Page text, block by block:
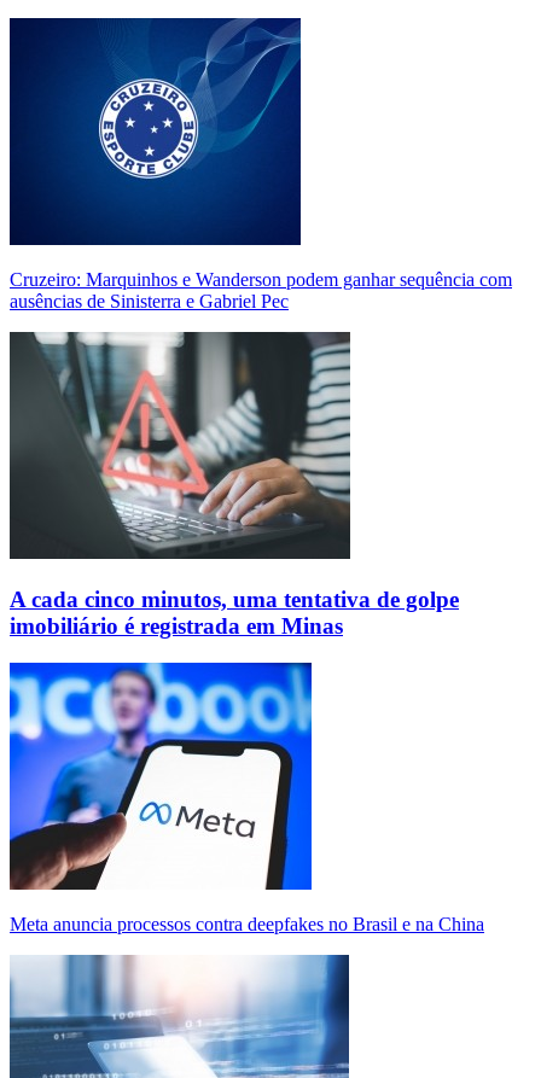
Cruzeiro: Marquinhos e Wanderson podem ganhar sequência com
ausências de Sinisterra e Gabriel Pec
A cada cinco minutos, uma tentativa de golpe
imobiliário é registrada em Minas
Meta anuncia processos contra deepfakes no Brasil e na China